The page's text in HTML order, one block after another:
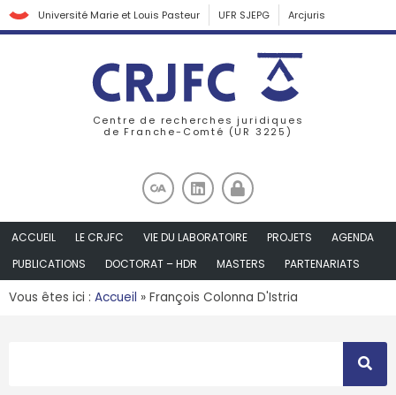
Université Marie et Louis Pasteur UFR SJEPG Arcjuris
Centre de recherches juridiques
de Franche-Comté (UR 3225)
ACCUEIL LE CRJFC VIE DU LABORATOIRE PROJETS
AGENDA
PUBLICATIONS
DOCTORAT – HDR MASTERS PARTENARIATS
Vous êtes ici : Accueil » François Colonna D'Istria